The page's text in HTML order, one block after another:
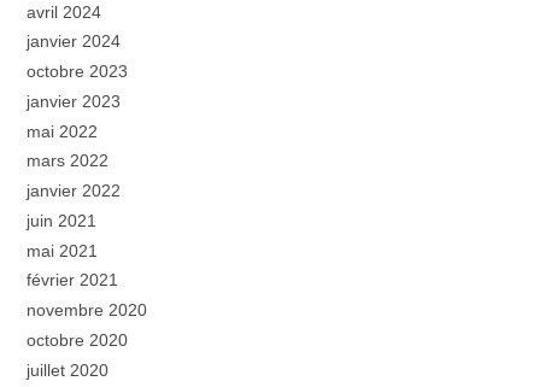
avril 2024
janvier 2024
octobre 2023
janvier 2023
mai 2022
mars 2022
janvier 2022
juin 2021
mai 2021
février 2021
novembre 2020
octobre 2020
juillet 2020